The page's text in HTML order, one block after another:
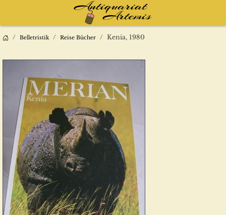
Belletristik Reise Bücher Kenia, 1980